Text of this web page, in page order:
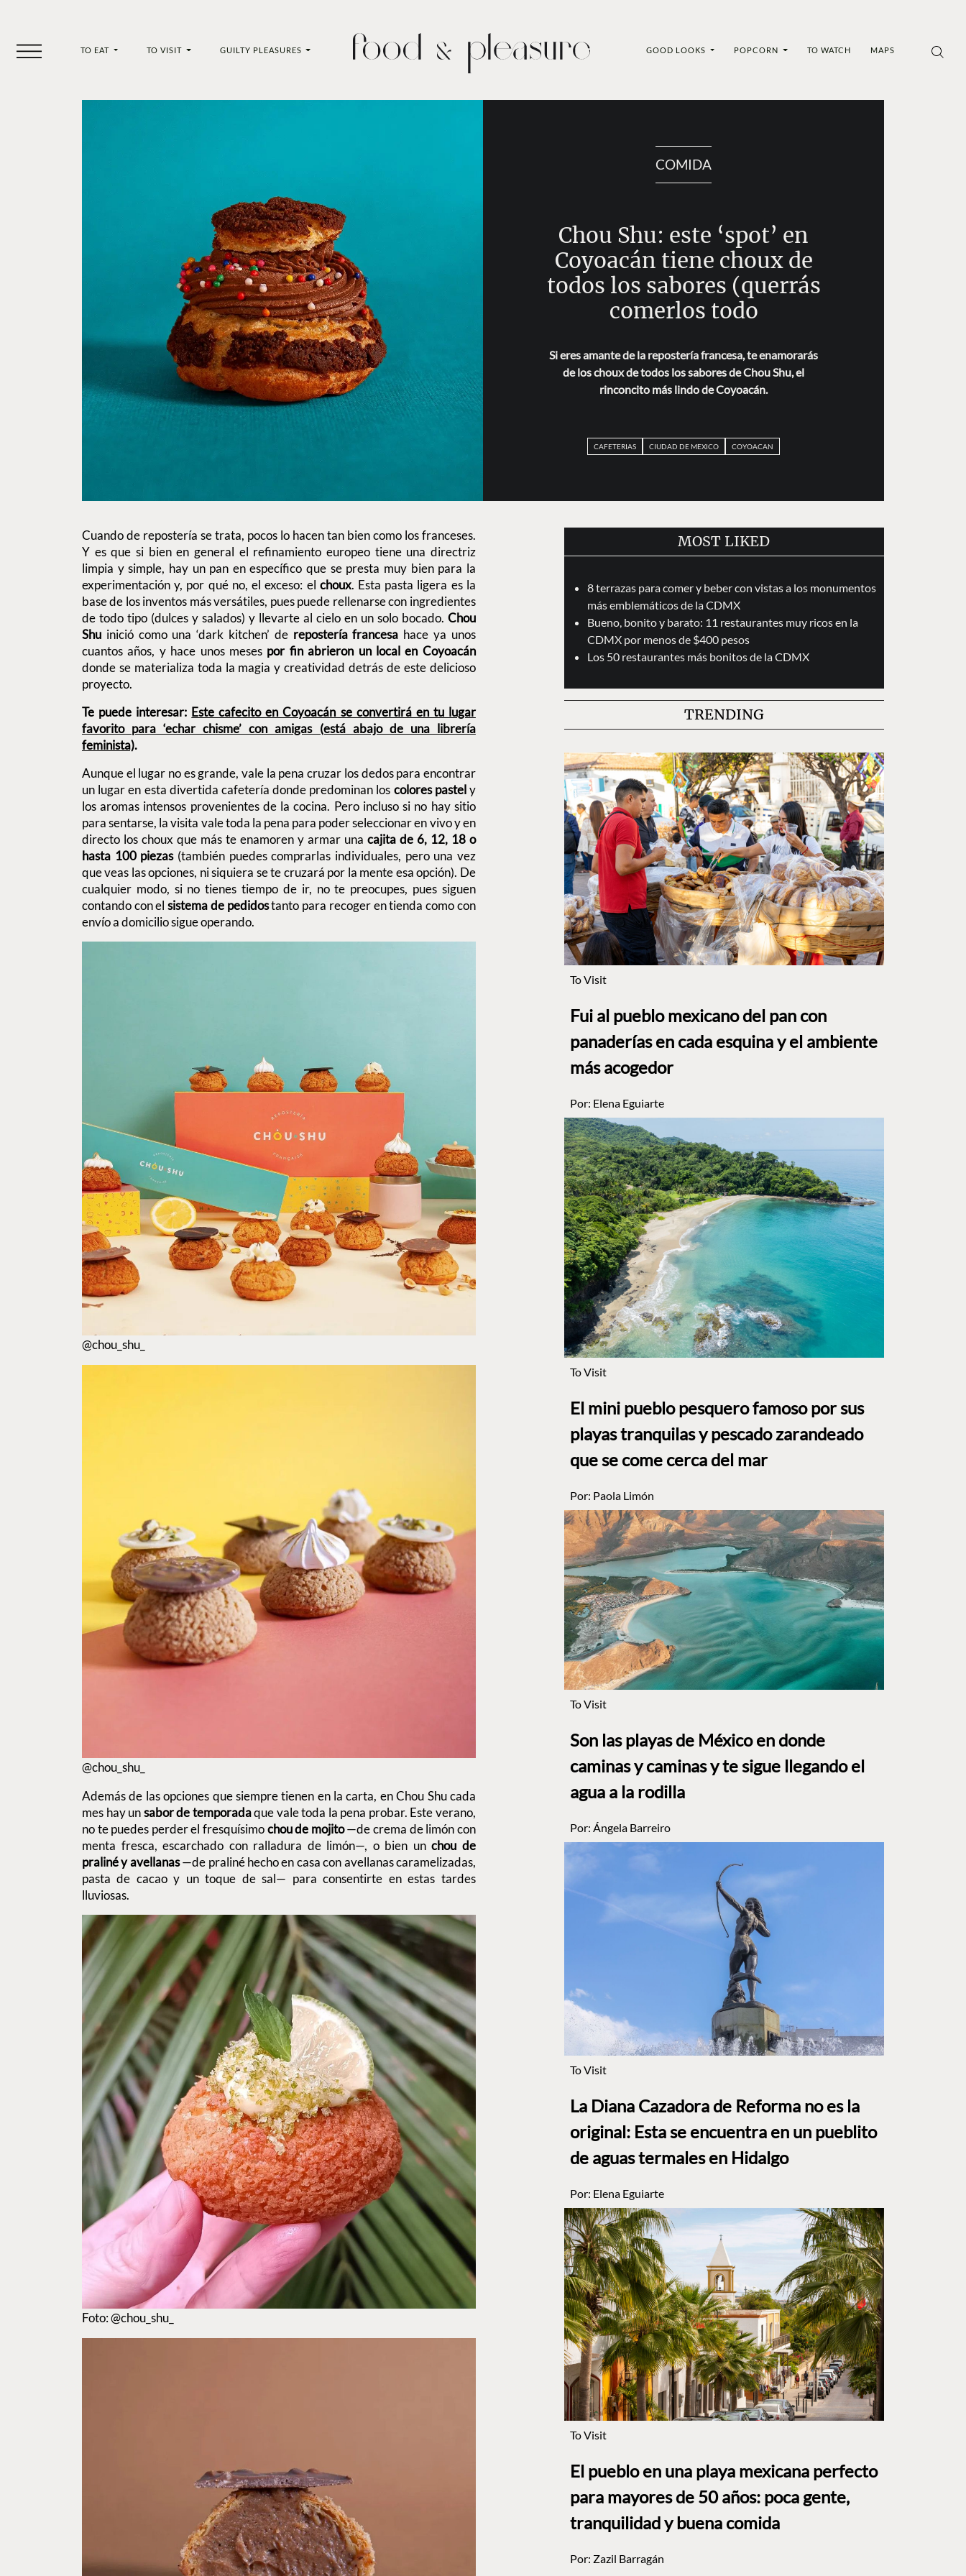
TO EAT TO VISIT GUILTY PLEASURES GOOD LOOKS POPCORN TO WATCH MAPS
COMIDA
Chou Shu: este ‘spot’ en
Coyoacán tiene choux de
todos los sabores (querrás
comerlos todo
Si eres amante de la repostería francesa, te enamorarás
de los choux de todos los sabores de Chou Shu, el
rinconcito más lindo de Coyoacán.
CAFETERIAS CIUDAD DE MEXICO COYOACAN
Cuando de repostería se trata, pocos lo hacen tan bien como los franceses.
Y es que si bien en general el refinamiento europeo tiene una directriz
limpia y simple, hay un pan en específico que se presta muy bien para la
experimentación y, por qué no, el exceso: el choux. Esta pasta ligera es la
base de los inventos más versátiles, pues puede rellenarse con ingredientes
de todo tipo (dulces y salados) y llevarte al cielo en un solo bocado. Chou
Shu inició como una ‘dark kitchen’ de repostería francesa hace ya unos
cuantos años, y hace unos meses por fin abrieron un local en Coyoacán
donde se materializa toda la magia y creatividad detrás de este delicioso
proyecto.
Te puede interesar: Este cafecito en Coyoacán se convertirá en tu lugar
favorito para ‘echar chisme’ con amigas (está abajo de una librería
feminista).
Aunque el lugar no es grande, vale la pena cruzar los dedos para encontrar
un lugar en esta divertida cafetería donde predominan los colores pastely
los aromas intensos provenientes de la cocina. Pero incluso si no hay sitio
para sentarse, la visita vale toda la pena para poder seleccionar en vivo y en
directo los choux que más te enamoren y armar una cajita de 6, 12, 18 o
hasta 100 piezas(también puedes comprarlas individuales, pero una vez
que veas las opciones, ni siquiera se te cruzará por la mente esa opción). De
cualquier modo, si no tienes tiempo de ir, no te preocupes, pues siguen
contando con elsistema de pedidostanto para recoger en tienda como con
envío a domicilio sigue operando.
@chou_shu_
@chou_shu_
Además de las opciones que siempre tienen en la carta, en Chou Shu cada
mes hay unsabor de temporadaque vale toda la pena probar. Este verano,
no te puedes perder el fresquísimochou de mojito—de crema de limón con
menta fresca, escarchado con ralladura de limón—, o bien unchou de
praliné y avellanas—de praliné hecho en casa con avellanas caramelizadas,
pasta de cacao y un toque de sal— para consentirte en estas tardes
lluviosas.
Foto: @chou_shu_
MOST LIKED
8 terrazas para comer y beber con vistas a los monumentos
más emblemáticos de la CDMX
Bueno, bonito y barato: 11 restaurantes muy ricos en la
CDMX por menos de $400 pesos
Los 50 restaurantes más bonitos de la CDMX
TRENDING
To Visit
Fui al pueblo mexicano del pan con
panaderías en cada esquina y el ambiente
más acogedor
Por: Elena Eguiarte
To Visit
El mini pueblo pesquero famoso por sus
playas tranquilas y pescado zarandeado
que se come cerca del mar
Por: Paola Limón
To Visit
Son las playas de México en donde
caminas y caminas y te sigue llegando el
agua a la rodilla
Por: Ángela Barreiro
To Visit
La Diana Cazadora de Reforma no es la
original: Esta se encuentra en un pueblito
de aguas termales en Hidalgo
Por: Elena Eguiarte
To Visit
El pueblo en una playa mexicana perfecto
para mayores de 50 años: poca gente,
tranquilidad y buena comida
Por: Zazil Barragán